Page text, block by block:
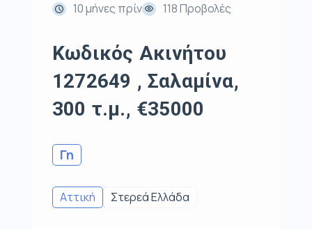
10 μήνες πρίν
118 Προβολές
Κωδικός Ακινήτου
1272649 , Σαλαμίνα,
300 τ.μ., €35000
Γη
Αττική Στερεά Ελλάδα